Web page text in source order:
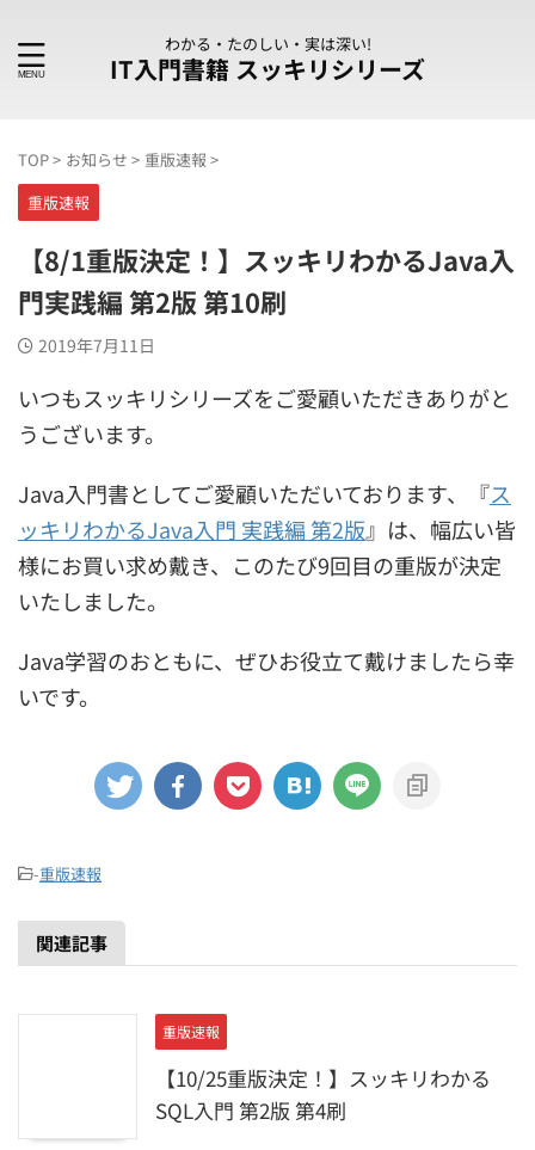
わかる・たのしい・実は深い!
IT入門書籍 スッキリシリーズ
TOP> お知らせ > 重版速報 >
重版速報
【8/1重版決定！】スッキリわかるJava入
門実践編 第2版 第10刷
2019年7月11日
いつもスッキリシリーズをご愛顧いただきありがと
うございます。
Java入門書としてご愛顧いただいております、『ス
ッキリわかるJava入門 実践編 第2版』は、幅広い皆
様にお買い求め戴き、このたび9回目の重版が決定
いたしました。
Java学習のおともに、ぜひお役立て戴けましたら幸
いです。
-重版速報
関連記事
重版速報
【10/25重版決定！】スッキリわかる
SQL入門 第2版 第4刷